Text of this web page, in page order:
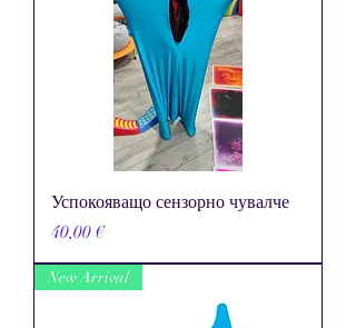
Успокояващо сензорно чувалче
Цена
40,00 €
New Arrival